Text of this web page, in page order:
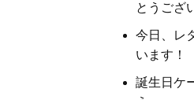
とうござ
今日、レ
います！
誕生日ケ